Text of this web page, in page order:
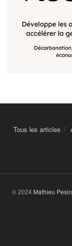
Tous les articles
© 2024 Mathieu Pesin